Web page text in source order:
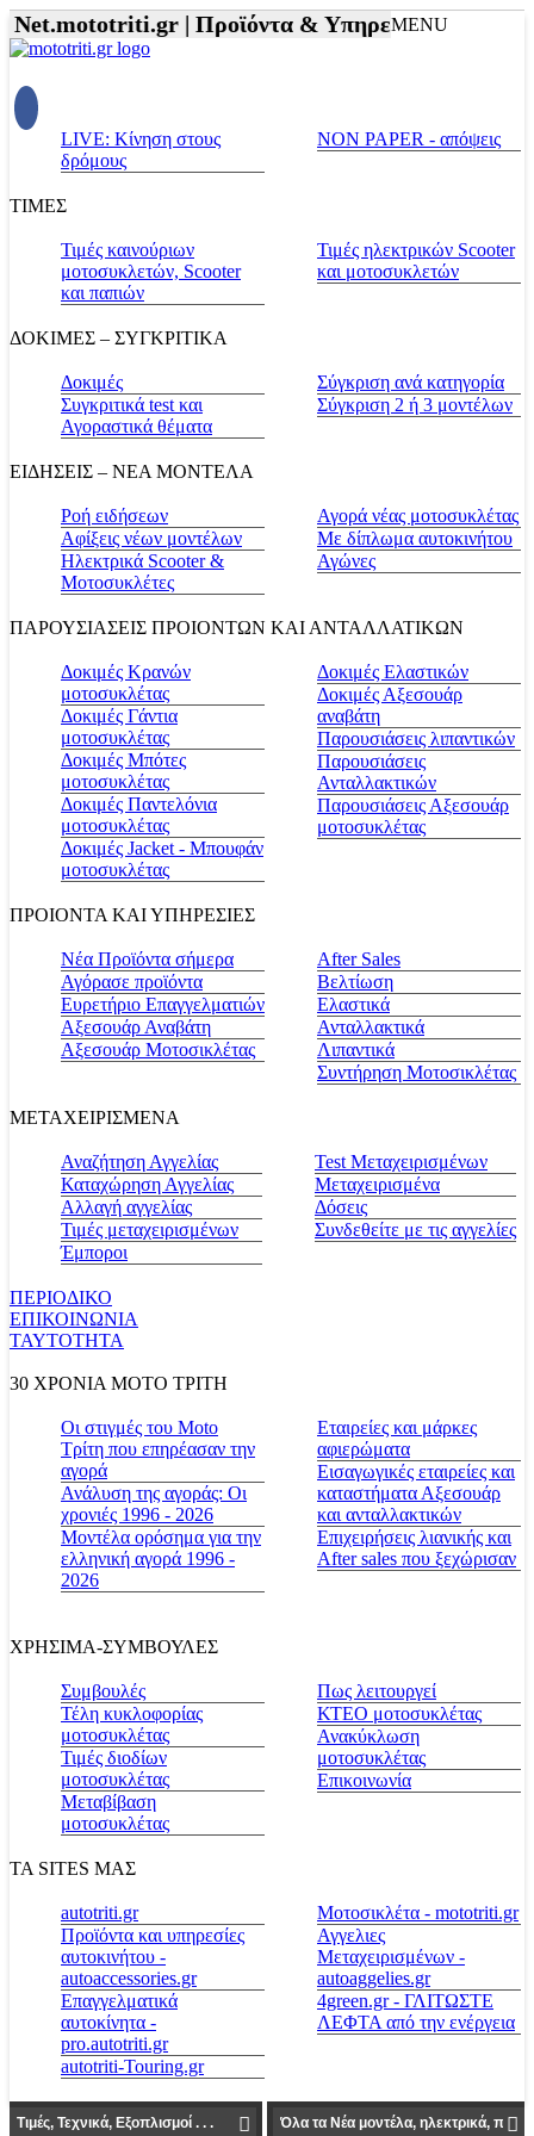
Net.mototriti.gr | Προϊόντα & Υπηρεσίες |
MENU
LIVE: Κίνηση στους
δρόμους
NON PAPER - απόψεις
ΤΙΜΕΣ
Τιμές καινούριων
μοτοσυκλετών, Scooter
και παπιών
Τιμές ηλεκτρικών Scooter
και μοτοσυκλετών
ΔΟΚΙΜΕΣ – ΣΥΓΚΡΙΤΙΚΑ
Δοκιμές
Συγκριτικά test και
Αγοραστικά θέματα
Σύγκριση ανά κατηγορία
Σύγκριση 2 ή 3 μοντέλων
ΕΙΔΗΣΕΙΣ – ΝΕΑ ΜΟΝΤΕΛΑ
Ροή ειδήσεων
Αφίξεις νέων μοντέλων
Ηλεκτρικά Scooter &
Μοτοσυκλέτες
Αγορά νέας μοτοσυκλέτας
Με δίπλωμα αυτοκινήτου
Αγώνες
ΠΑΡΟΥΣΙΑΣΕΙΣ ΠΡΟΙΟΝΤΩΝ ΚΑΙ ΑΝΤΑΛΛΑΤΙΚΩΝ
Δοκιμές Κρανών
μοτοσυκλέτας
Δοκιμές Γάντια
μοτοσυκλέτας
Δοκιμές Μπότες
μοτοσυκλέτας
Δοκιμές Παντελόνια
μοτοσυκλέτας
Δοκιμές Jacket - Μπουφάν
μοτοσυκλέτας
Δοκιμές Ελαστικών
Δοκιμές Αξεσουάρ
αναβάτη
Παρουσιάσεις λιπαντικών
Παρουσιάσεις
Ανταλλακτικών
Παρουσιάσεις Αξεσουάρ
μοτοσυκλέτας
ΠΡΟΙΟΝΤΑ ΚΑΙ ΥΠΗΡΕΣΙΕΣ
Νέα Προϊόντα σήμερα
Αγόρασε προϊόντα
Ευρετήριο Επαγγελματιών
Αξεσουάρ Αναβάτη
Αξεσουάρ Μοτοσικλέτας
Αfter Sales
Βελτίωση
Ελαστικά
Ανταλλακτικά
Λιπαντικά
Συντήρηση Μοτοσικλέτας
ΜΕΤΑΧΕΙΡΙΣΜΕΝΑ
Αναζήτηση Αγγελίας
Καταχώρηση Αγγελίας
Αλλαγή αγγελίας
Τιμές μεταχειρισμένων
Έμποροι
Test Μεταχειρισμένων
Μεταχειρισμένα
Δόσεις
Συνδεθείτε με τις αγγελίες
ΠΕΡΙΟΔΙΚΟ
ΕΠΙΚΟΙΝΩΝΙΑ
ΤΑΥΤΟΤΗΤΑ
30 ΧΡΟΝΙΑ MOTO ΤΡΙΤΗ
Οι στιγμές του Moto
Τρίτη που επηρέασαν την
αγορά
Ανάλυση της αγοράς: Οι
χρονιές 1996 - 2026
Μοντέλα ορόσημα για την
ελληνική αγορά 1996 -
2026
Εταιρείες και μάρκες
αφιερώματα
Εισαγωγικές εταιρείες και
καταστήματα Αξεσουάρ
και ανταλλακτικών
Επιχειρήσεις λιανικής και
After sales που ξεχώρισαν
ΧΡΗΣΙΜΑ-ΣΥΜΒΟΥΛΕΣ
Συμβουλές
Τέλη κυκλοφορίας
μοτοσυκλέτας
Τιμές διοδίων
μοτοσυκλέτας
Μεταβίβαση
μοτοσυκλέτας
Πως λειτουργεί
ΚΤΕΟ μοτοσυκλέτας
Ανακύκλωση
μοτοσυκλέτας
Επικοινωνία
ΤΑ SITES ΜΑΣ
autotriti.gr
Προϊόντα και υπηρεσίες
αυτοκινήτου -
autoaccessories.gr
Επαγγελματικά
αυτοκίνητα -
pro.autotriti.gr
autotriti-Touring.gr
Μοτοσικλέτα - mototriti.gr
Αγγελιες
Μεταχειρισμένων -
autoaggelies.gr
4green.gr - ΓΛΙΤΩΣΤΕ
ΛΕΦΤΑ από την ενέργεια